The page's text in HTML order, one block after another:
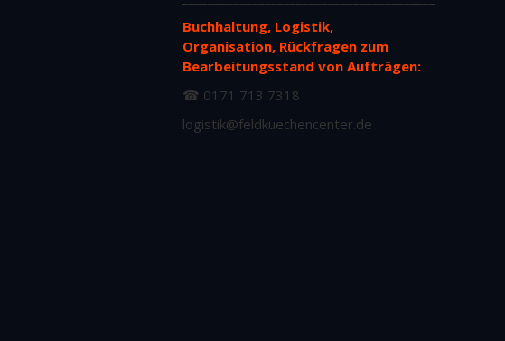
Buchhaltung, Logistik,
Organisation, Rückfragen zum
Bearbeitungsstand von Aufträgen:
☎ 0171 713 7318
logistik@feldkuechencenter.de